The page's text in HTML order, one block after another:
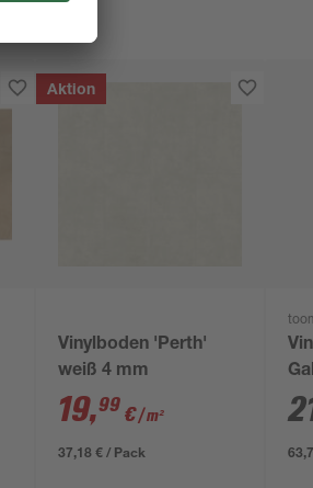
Aktion
Vinylboden 'Perth'
weiß 4 mm
19,99 €/ m²
37,18 € / Pack